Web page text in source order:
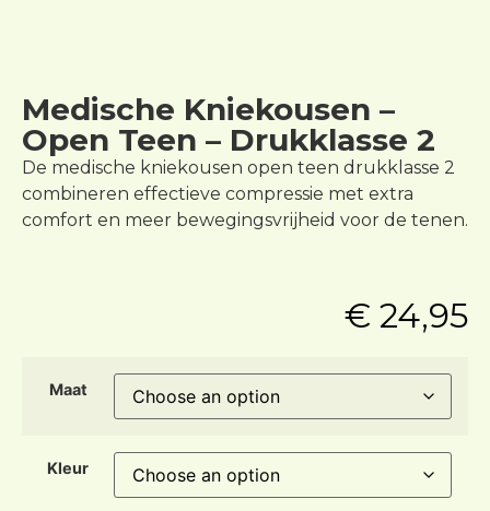
Medische Kniekousen –
Open Teen – Drukklasse 2
De medische kniekousen open teen drukklasse 2
combineren effectieve compressie met extra
comfort en meer bewegingsvrijheid voor de tenen.
€ 24,95
Maat
Kleur